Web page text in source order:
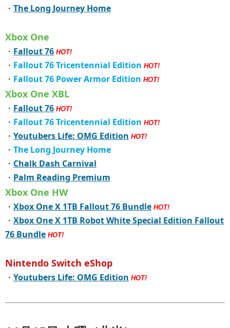
・ The Long Journey Home
Xbox One
・ Fallout 76 HOT!
・ Fallout 76 Tricentennial Edition HOT!
・ Fallout 76 Power Armor Edition HOT!
Xbox One XBL
・ Fallout 76 HOT!
・ Fallout 76 Tricentennial Edition HOT!
・ Youtubers Life: OMG Edition HOT!
・ The Long Journey Home
・ Chalk Dash Carnival
・ Palm Reading Premium
Xbox One HW
・ Xbox One X 1TB Fallout 76 Bundle HOT!
・ Xbox One X 1TB Robot White Special Edition Fallout
76 Bundle HOT!
Nintendo Switch eShop
・ Youtubers Life: OMG Edition HOT!